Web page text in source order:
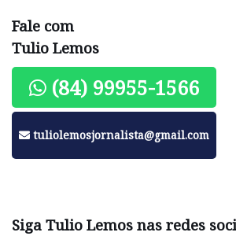
Fale com
Tulio Lemos
(84) 99955-1566
tuliolemosjornalista@gmail.com
Siga Tulio Lemos nas redes